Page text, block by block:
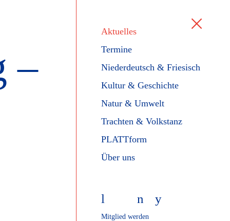
Aktuelles
Termine
Niederdeutsch & Friesisch
Kultur & Geschichte
Natur & Umwelt
Trachten & Volkstanz
PLATTform
Über uns
l n y
Mitglied werden
–